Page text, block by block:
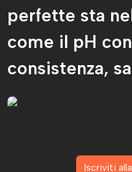
perfette sta
come il pH
consistenza,
Iscriviti